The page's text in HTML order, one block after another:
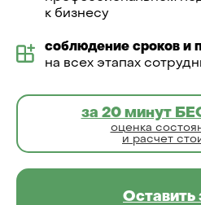
за 20 минут
оценка
и расчет
к бизнесу
соблюдение сроков и
на всех этапах
Оставить